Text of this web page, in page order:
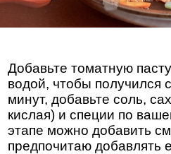
Добавьте томатную
водой, чтобы получился
минут, добавьте соль,
кислая) и специи по
этапе можно добавить
предпочитаю добавлять